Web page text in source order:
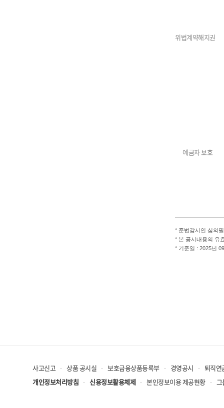
위법계약해지권
예금자 보호
* 준법감시인 심의
* 본 공시내용의 유
* 기준일 : 2025년
사고신고 상품 공시실 보호금융상품등록부 경영공시
퇴직연
개인정보처리방침
신용정보활용체제 본인정보이용 제공현황 그